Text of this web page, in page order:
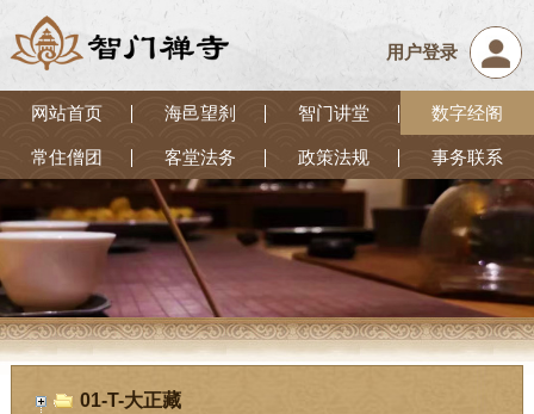
用户登录
网站首页 海邑望刹 智门讲堂 数字经阁
常住僧团 客堂法务 政策法规 事务联系
01-T-大正藏